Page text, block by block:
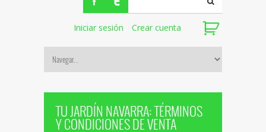
Iniciar sesión Crear cuenta
TU JARDÍN NAVARRA: TÉRMINOS
Y CONDICIONES DE VENTA